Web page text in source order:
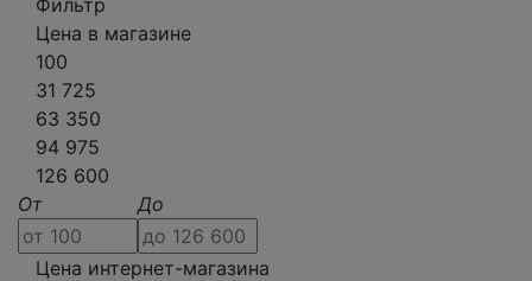
Фильтр
Цена в магазине
100
31 725
63 350
94 975
126 600
От
До
Цена интернет-магазина